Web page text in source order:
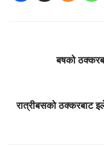
बषको
रात्रीबसको ठक्करबाट